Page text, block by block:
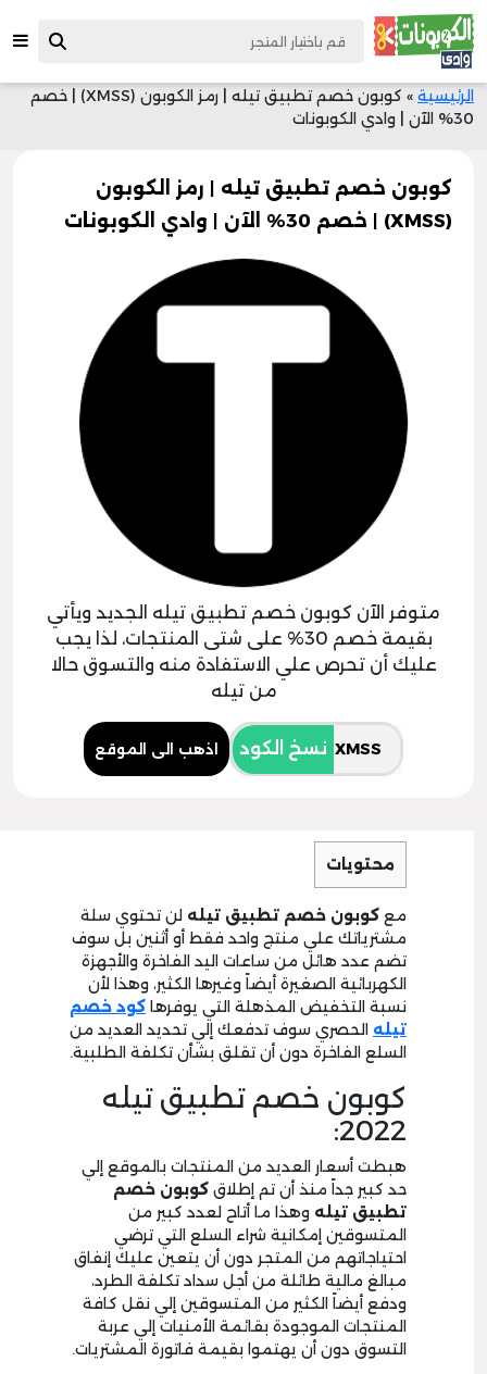
الرئيسية »
كوبون خصم تطبيق تيله | رمز الكوبون (XMSS) | خصم
30% الآن | وادي الكوبونات
كوبون خصم تطبيق تيله | رمز الكوبون
(XMSS) | خصم 30% الآن | وادي الكوبونات
متوفر الآن كوبون خصم تطبيق تيله الجديد ويأتي
بقيمة خصم 30% على شتى المنتجات، لذا يجب
عليك أن تحرص علي الاستفادة منه والتسوق حالا
من تيله
نسخ الكود اذهب الى الموقع
محتويات
مع كوبون خصم تطبيق تيله لن تحتوي سلة
مشترياتك علي منتج واحد فقط أو أثنين بل سوف
تضم عدد هائل من ساعات اليد الفاخرة والأجهزة
الكهربائية الصغيرة أيضاً وغيرها الكثير، وهذا لأن
نسبة التخفيض المذهلة التي يوفرها كود خصم
تيله الحصري سوف تدفعك إلي تحديد العديد من
السلع الفاخرة دون أن تقلق بشأن تكلفة الطلبية.
كوبون خصم تطبيق تيله
2022:
هبطت أسعار العديد من المنتجات بالموقع إلي
حد كبير جداً منذ أن تم إطلاق كوبون خصم
تطبيق تيله وهذا ما أتاح لعدد كبير من
المتسوقين إمكانية شراء السلع التي ترضي
احتياجاتهم من المتجر دون أن يتعين عليك إنفاق
مبالغ مالية طائلة من أجل سداد تكلفة الطرد،
ودفع أيضاً الكثير من المتسوقين إلي نقل كافة
المنتجات الموجودة بقائمة الأمنيات إلي عربة
التسوق دون أن يهتموا بقيمة فاتورة المشتريات.